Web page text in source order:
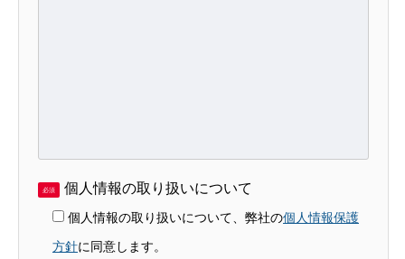
必須 個人情報の取り扱いについて
個人情報の取り扱いについて、弊社の個人情報保護
方針に同意します。